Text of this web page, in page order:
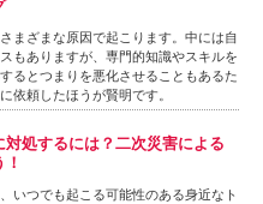
まざまな原因で起こります。中には自
もありますが、専門的知識やスキルを
るとつまりを悪化させることもあるた
依頼したほうが賢明です。
対処するには？二次災害による
いつでも起こる可能性のある身近なト